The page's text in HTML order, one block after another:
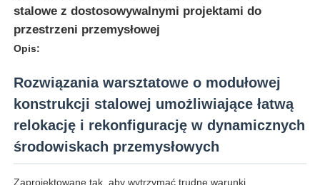
stalowe z dostosowywalnymi projektami do
przestrzeni przemysłowej
Opis:
Rozwiązania warsztatowe o modułowej
konstrukcji stalowej umożliwiające łatwą
relokację i rekonfigurację w dynamicznych
środowiskach przemysłowych
Zaprojektowane tak, aby wytrzymać trudne warunki